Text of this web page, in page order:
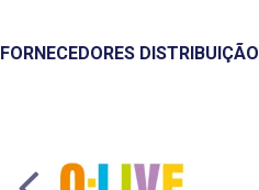
FORNECEDORES DISTRIBUIÇÃO